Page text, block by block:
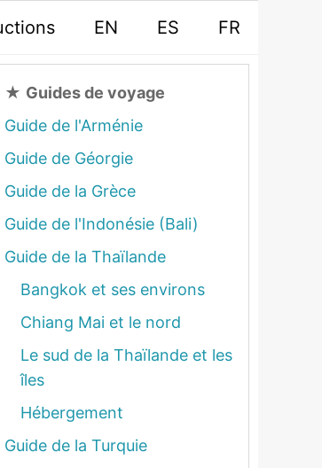
EN ES FR
★ Guides de voyage
Guide de l'Arménie
Guide de Géorgie
Guide de la Grèce
Guide de l'Indonésie (Bali)
Guide de la Thaïlande
Bangkok et ses environs
Chiang Mai et le nord
Le sud de la Thaïlande et les
îles
Hébergement
Guide de la Turquie